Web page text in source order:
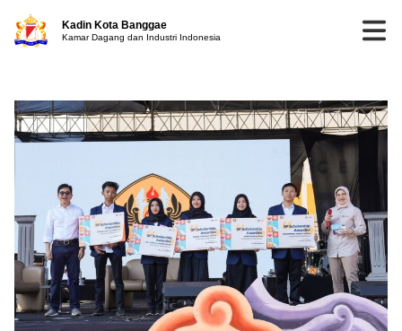
Kadin Kota Banggae
Kamar Dagang dan Industri Indonesia